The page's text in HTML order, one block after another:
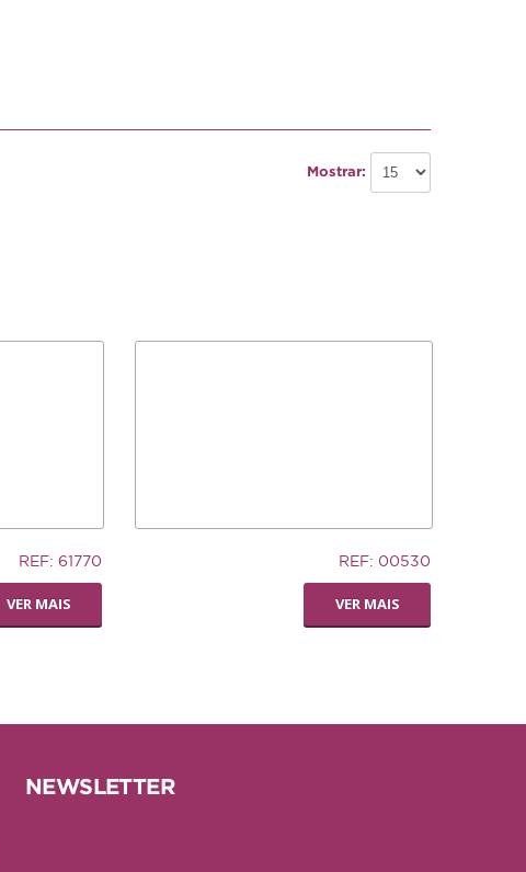
Mostrar:
REF: 61770
VER MAIS
REF: 00530
VER MAIS
NEWSLETTER